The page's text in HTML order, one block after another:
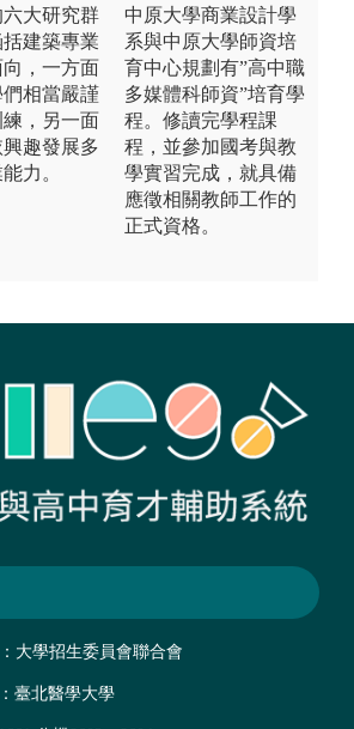
大研究群
建築專業
，一方面
相當嚴謹
，另一面
趣發展多
力。
中原大學商業設計學
系與中原大學師資培
育中心規劃有”高中職
多媒體科師資”培育學
程。修讀完學程課
程，並參加國考與教
學實習完成，就具備
應徵相關教師工作的
正式資格。
大學招生委員會聯合會
臺北醫學大學